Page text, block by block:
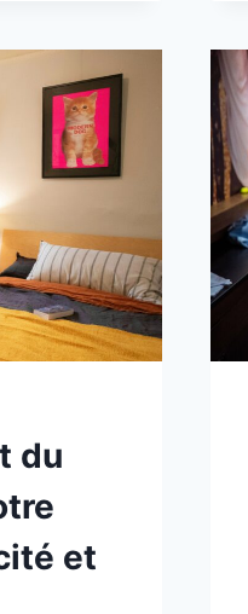
du
et